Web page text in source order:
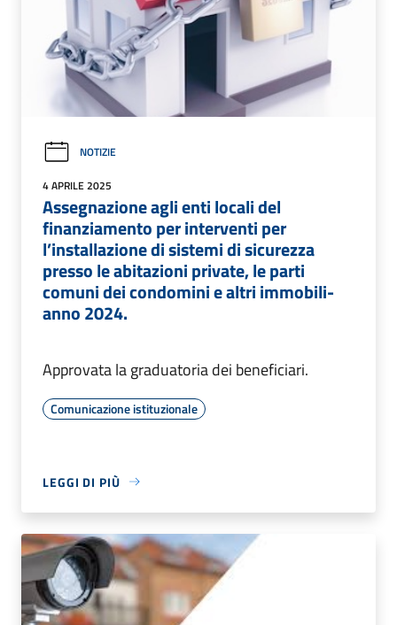
NOTIZIE
4 APRILE 2025
Assegnazione agli enti locali del
finanziamento per interventi per
l’installazione di sistemi di sicurezza
presso le abitazioni private, le parti
comuni dei condomini e altri immobili-
anno 2024.
Approvata la graduatoria dei beneficiari.
Comunicazione istituzionale
LEGGI DI PIÙ